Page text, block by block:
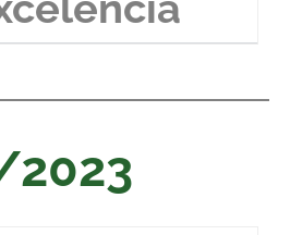
2023